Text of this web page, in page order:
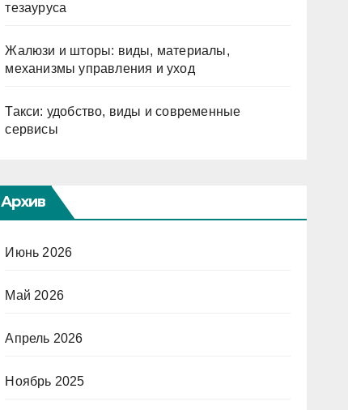
тезауруса
Жалюзи и шторы: виды, материалы,
механизмы управления и уход
Такси: удобство, виды и современные
сервисы
Архив
Июнь 2026
Май 2026
Апрель 2026
Ноябрь 2025